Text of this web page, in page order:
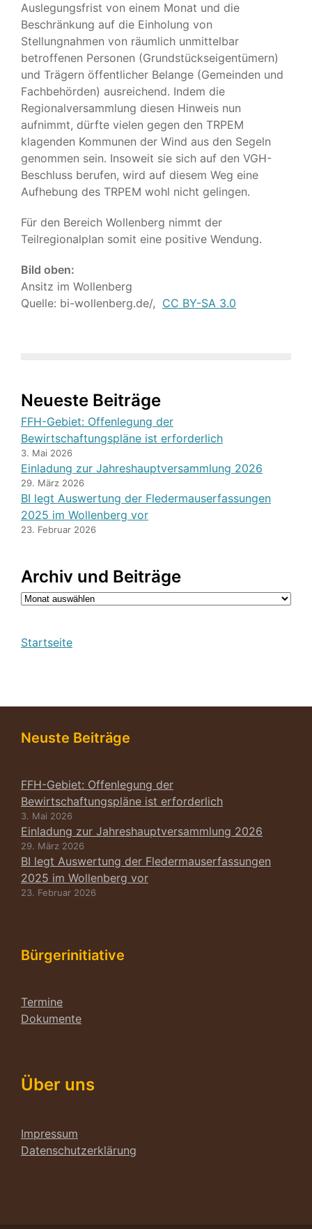
Auslegungsfrist von einem Monat und die
Beschränkung auf die Einholung von
Stellungnahmen von räumlich unmittelbar
betroffenen Personen (Grundstückseigentümern)
und Trägern öffentlicher Belange (Gemeinden und
Fachbehörden) ausreichend. Indem die
Regionalversammlung diesen Hinweis nun
aufnimmt, dürfte vielen gegen den TRPEM
klagenden Kommunen der Wind aus den Segeln
genommen sein. Insoweit sie sich auf den VGH-
Beschluss berufen, wird auf diesem Weg eine
Aufhebung des TRPEM wohl nicht gelingen.
Für den Bereich Wollenberg nimmt der
Teilregionalplan somit eine positive Wendung.
Bild oben:
Ansitz im Wollenberg
Quelle: bi-wollenberg.de/, CC BY-SA 3.0
Neueste Beiträge
FFH-Gebiet: Offenlegung der
Bewirtschaftungspläne ist erforderlich
3. Mai 2026
Einladung zur Jahreshauptversammlung 2026
29. März 2026
BI legt Auswertung der Fledermauserfassungen
2025 im Wollenberg vor
23. Februar 2026
Archiv und Beiträge
Archiv
Startseite
Neuste Beiträge
FFH-Gebiet: Offenlegung der
Bewirtschaftungspläne ist erforderlich
3. Mai 2026
Einladung zur Jahreshauptversammlung 2026
29. März 2026
BI legt Auswertung der Fledermauserfassungen
2025 im Wollenberg vor
23. Februar 2026
Bürgerinitiative
Termine
Dokumente
Über uns
Impressum
Datenschutzerklärung